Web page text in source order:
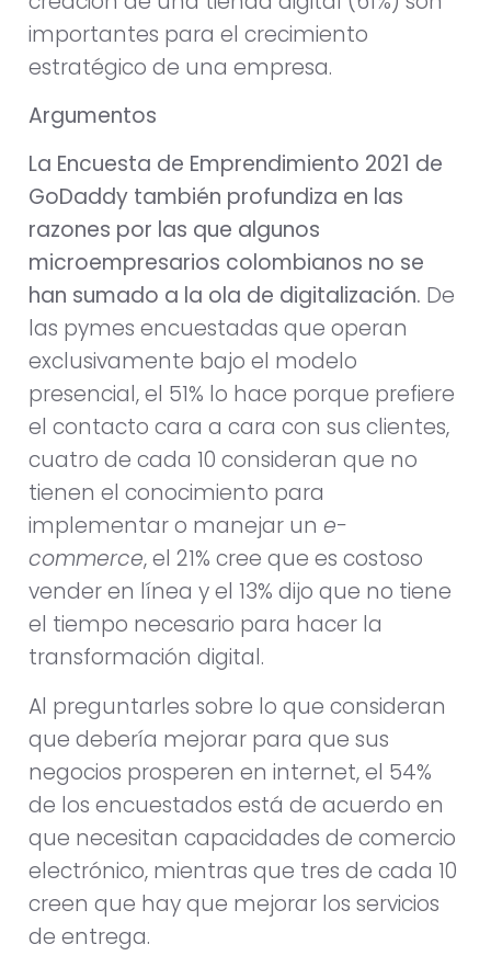
importantes para el crecimiento
estratégico de una empresa.
Argumentos
La Encuesta de Emprendimiento 2021 de
GoDaddy también profundiza en las
razones por las que algunos
microempresarios colombianos no se
han sumado a la ola de digitalización. De
las pymes encuestadas que operan
exclusivamente bajo el modelo
presencial, el 51% lo hace porque prefiere
el contacto cara a cara con sus clientes,
cuatro de cada 10 consideran que no
tienen el conocimiento para
implementar o manejar un e-
commerce, el 21% cree que es costoso
vender en línea y el 13% dijo que no tiene
el tiempo necesario para hacer la
transformación digital.
Al preguntarles sobre lo que consideran
que debería mejorar para que sus
negocios prosperen en internet, el 54%
de los encuestados está de acuerdo en
que necesitan capacidades de comercio
electrónico, mientras que tres de cada 10
creen que hay que mejorar los servicios
de entrega.